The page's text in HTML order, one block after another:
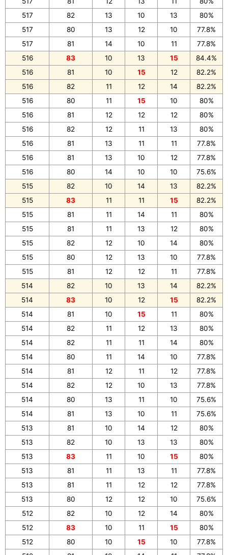
517
82 13 10 13
80%
517
80 13 12 10
77.8%
517
81 14 10 11
77.8%
516
83 10 13 15
84.4%
516
81 10 15 12
82.2%
516
82 11 12 14
82.2%
516
80 11 15 10
80%
516
81 12 12 12
80%
516
82 12 11 13
80%
516
81 13 11 11
77.8%
516
81 13 10 12
77.8%
516
80 14 10 10
75.6%
515
82 10 14 13
82.2%
515
83 11 11 15
82.2%
515
81 11 14 11
80%
515
81 11 13 12
80%
515
82 12 10 14
80%
515
80 12 13 10
77.8%
515
81 12 12 11
77.8%
514
82 10 13 14
82.2%
514
83 10 12 15
82.2%
514
81 10 15 11
80%
514
82 11 12 13
80%
514
82 11 11 14
80%
514
80 11 14 10
77.8%
514
81 12 11 12
77.8%
514
82 12 10 13
77.8%
514
80 13 11 10
75.6%
514
81 13 10 11
75.6%
513
81 10 14 12
80%
513
82 10 13 13
80%
513
83 11 10 15
80%
513
81 11 13 11
77.8%
513
81 11 12 12
77.8%
513
80 12 12 10
75.6%
512
82 10 12 14
80%
512
83 10 11 15
80%
512
80 10 15 10
77.8%